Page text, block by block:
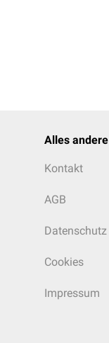
Alles andere
Kontakt
AGB
Datenschutz
Cookies
Impressum